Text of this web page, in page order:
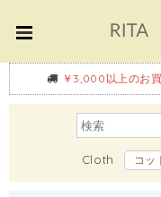
￥3,000以上のお
Cloth コッ